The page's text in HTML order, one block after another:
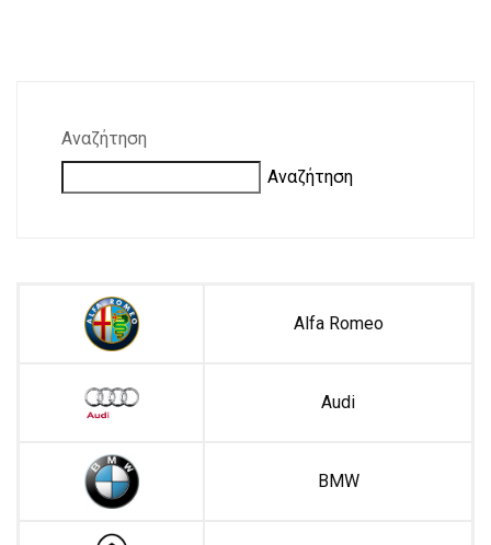
Αναζήτηση
Αναζήτηση
Alfa Romeo
Audi
BMW